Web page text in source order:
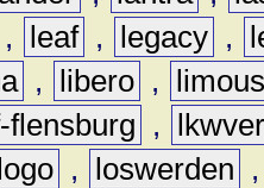
, leaf , legacy ,
, libero ,
flensburg ,
logo , loswerden